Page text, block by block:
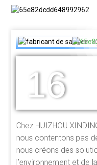
16
Chez HUIZHOU
nous contentons pas
nous créons des
l’environnement et de